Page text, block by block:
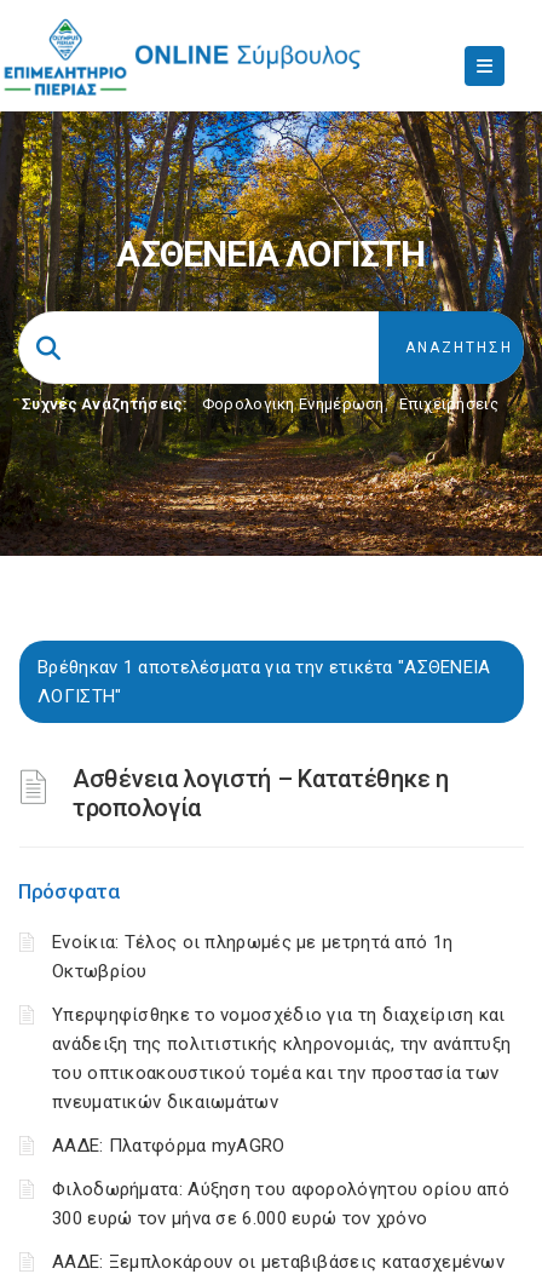
ΑΣΘΕΝΕΙΑ ΛΟΓΙΣΤΗ
Συχνές Αναζητήσεις: Φορολογικη Ενημέρωση, Επιχειρήσεις
Βρέθηκαν 1 αποτελέσματα για την ετικέτα "ΑΣΘΕΝΕΙΑ
ΛΟΓΙΣΤΗ"
Ασθένεια λογιστή – Κατατέθηκε η
τροπολογία
Πρόσφατα
Ενοίκια: Τέλος οι πληρωμές με μετρητά από 1η
Οκτωβρίου
Υπερψηφίσθηκε το νομοσχέδιο για τη διαχείριση και
ανάδειξη της πολιτιστικής κληρονομιάς, την ανάπτυξη
του οπτικοακουστικού τομέα και την προστασία των
πνευματικών δικαιωμάτων
ΑΑΔΕ: Πλατφόρμα myAGRO
Φιλοδωρήματα: Αύξηση του αφορολόγητου ορίου από
300 ευρώ τον μήνα σε 6.000 ευρώ τον χρόνο
ΑΑΔΕ: Ξεμπλοκάρουν οι μεταβιβάσεις κατασχεμένων